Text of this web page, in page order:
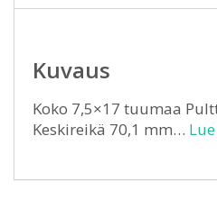
Kuvaus
Koko 7,5×17 tuumaa
Keskireikä 70,1 mm…